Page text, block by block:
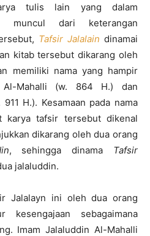
tulis lain yang dalam
muncul dari keterangan
Tafsir Jalalain dinamai
kitab tersebut dikarang oleh
memiliki nama yang hampir
Al-Mahalli (w. 864 H.) dan
H.). Kesamaan pada nama
karya tafsir tersebut dikenal
dikarang oleh dua orang
, sehingga dinama Tafsir
jalaluddin.
Jalalayn ini oleh dua orang
kesengajaan sebagaimana
Imam Jalaluddin Al-Mahalli